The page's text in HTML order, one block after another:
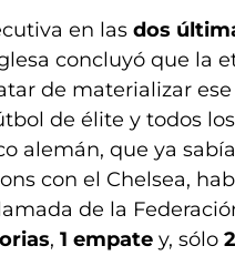
en las dos
concluyó que la
de materializar
de élite y todos
alemán, que ya
con el Chelsea,
de la
, 1 empatey, sólo